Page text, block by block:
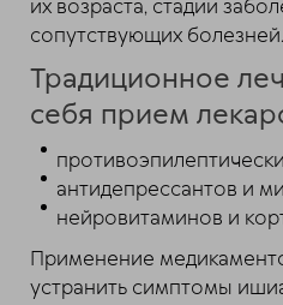
их возраста, стадии
сопутствующих болезней.
Традиционное
себя прием
антидепрессантов и
нейровитаминов и
Применение
устранить симптомы